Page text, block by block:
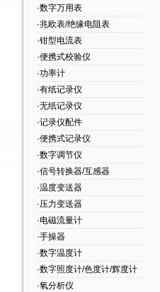
·数字万用表
·兆欧表/绝缘电阻表
·钳型电流表
·便携式校验仪
·功率计
·有纸记录仪
·无纸记录仪
·记录仪配件
·便携式记录仪
·数字调节仪
·信号转换器/互感器
·温度变送器
·压力变送器
·电磁流量计
·手操器
·数字温度计
·数字照度计/色度计/辉度计
·氧分析仪